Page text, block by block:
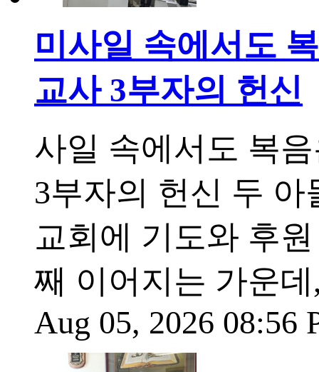
미사일 속에서도
교사 3부자의 헌신
사일 속에서도 복
3부자의 헌신 두
교회에 기도와 후
째 이어지는 가운
Aug 05, 2026 08:56